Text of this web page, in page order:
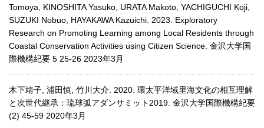
Tomoya, KINOSHITA Yasuko, URATA Makoto, YACHIGUCHI Koji,
SUZUKI Nobuo, HAYAKAWA Kazuichi. 2023. Exploratory
Research on Promoting Learning among Local Residents through
Coastal Conservation Activities using Citizen Science. 金沢大学国
際機構紀要 5 25-26 2023年3月
木下靖子, 浦田慎, 竹川大介. 2020. 環太平洋域里海文化の相互理解
と次世代継承：琉球弧アダンサミット2019. 金沢大学国際機構紀要
(2) 45-59 2020年3月